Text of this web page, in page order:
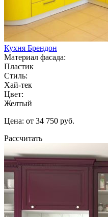
Кухня Брендон
Материал фасада:
Пластик
Стиль:
Хай-тек
Цвет:
Желтый
Цена: от 34 750 руб.
Рассчитать